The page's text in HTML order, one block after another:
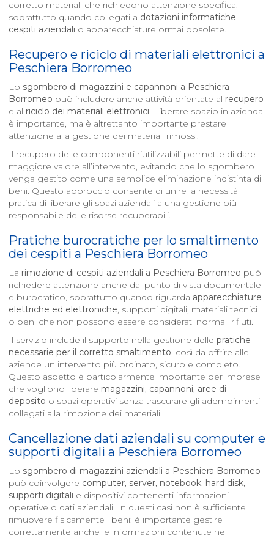
corretto materiali che richiedono attenzione specifica,
soprattutto quando collegati a dotazioni informatiche,
cespiti aziendali o apparecchiature ormai obsolete.
Recupero e riciclo di materiali elettronici a
Peschiera Borromeo
Lo sgombero di magazzini e capannoni a Peschiera
Borromeo può includere anche attività orientate al recupero
e al riciclo dei materiali elettronici. Liberare spazio in azienda
è importante, ma è altrettanto importante prestare
attenzione alla gestione dei materiali rimossi.
Il recupero delle componenti riutilizzabili permette di dare
maggiore valore all’intervento, evitando che lo sgombero
venga gestito come una semplice eliminazione indistinta di
beni. Questo approccio consente di unire la necessità
pratica di liberare gli spazi aziendali a una gestione più
responsabile delle risorse recuperabili.
Pratiche burocratiche per lo smaltimento
dei cespiti a Peschiera Borromeo
La rimozione di cespiti aziendali a Peschiera Borromeo può
richiedere attenzione anche dal punto di vista documentale
e burocratico, soprattutto quando riguarda apparecchiature
elettriche ed elettroniche, supporti digitali, materiali tecnici
o beni che non possono essere considerati normali rifiuti.
Il servizio include il supporto nella gestione delle pratiche
necessarie per il corretto smaltimento, così da offrire alle
aziende un intervento più ordinato, sicuro e completo.
Questo aspetto è particolarmente importante per imprese
che vogliono liberare magazzini, capannoni, aree di
deposito o spazi operativi senza trascurare gli adempimenti
collegati alla rimozione dei materiali.
Cancellazione dati aziendali su computer e
supporti digitali a Peschiera Borromeo
Lo sgombero di magazzini aziendali a Peschiera Borromeo
può coinvolgere computer, server, notebook, hard disk,
supporti digitali e dispositivi contenenti informazioni
operative o dati aziendali. In questi casi non è sufficiente
rimuovere fisicamente i beni: è importante gestire
correttamente anche le informazioni contenute nei